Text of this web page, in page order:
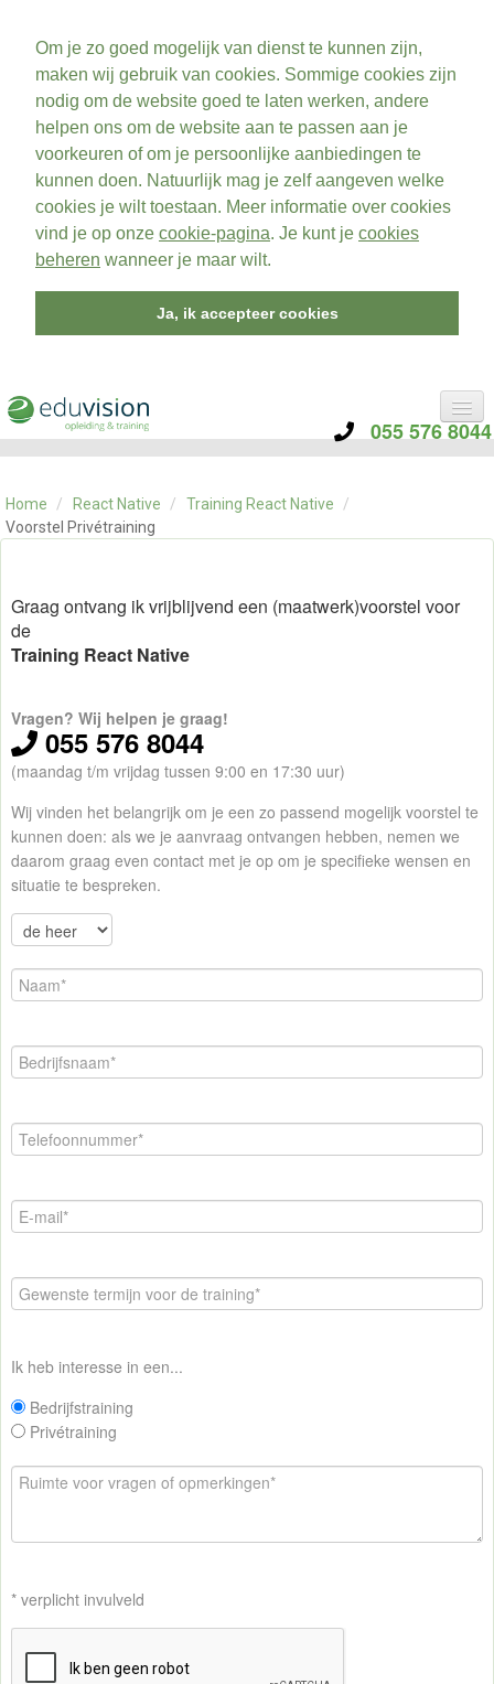
Om je zo goed mogelijk van dienst te kunnen zijn,
maken wij gebruik van cookies. Sommige cookies zijn
nodig om de website goed te laten werken, andere
helpen ons om de website aan te passen aan je
voorkeuren of om je persoonlijke aanbiedingen te
kunnen doen. Natuurlijk mag je zelf aangeven welke
cookies je wilt toestaan. Meer informatie over cookies
vind je op onze cookie-pagina. Je kunt je cookies
beheren wanneer je maar wilt.
Ja, ik accepteer cookies
055 576 8044
CATEGORIE
OVER ONS
CONTACT
Home / React Native / Training React Native
/
Voorstel Privétraining
Graag ontvang ik vrijblijvend een (maatwerk)voorstel voor
de
Training React Native
Vragen? Wij helpen je graag!
055 576 8044
(maandag t/m vrijdag tussen 9:00 en 17:30 uur)
Wij vinden het belangrijk om je een zo passend mogelijk voorstel te
kunnen doen: als we je aanvraag ontvangen hebben, nemen we
daarom graag even contact met je op om je specifieke wensen en
situatie te bespreken.
Ik heb interesse in een...
Bedrijfstraining
Privétraining
* verplicht invulveld